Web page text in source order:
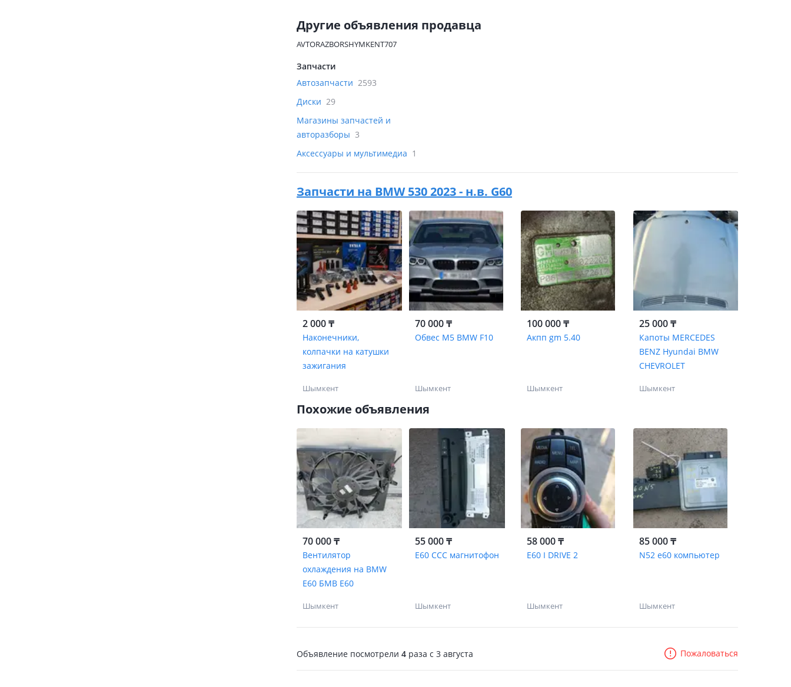
Другие объявления продавца
AVTORAZBORSHYMKENT707
Запчасти
Автозапчасти 2593
Диски 29
Магазины запчастей и
авторазборы 3
Аксессуары и мультимедиа 1
Запчасти на BMW 530 2023 - н.в. G60
2 000 ₸
Наконечники,
колпачки на катушки
зажигания
Шымкент
70 000 ₸
Обвес M5 BMW F10
Шымкент
100 000 ₸
Акпп gm 5.40
Шымкент
25 000 ₸
Капоты MERCEDES
BENZ Hyundai BMW
CHEVROLET
Шымкент
Похожие объявления
70 000 ₸
Вентилятор
охлаждения на BMW
E60 БМВ Е60
Шымкент
55 000 ₸
Е60 ССС магнитофон
Шымкент
58 000 ₸
Е60 I DRIVE 2
Шымкент
85 000 ₸
N52 e60 компьютер
Шымкент
Объявление посмотрели 4 раза c 3 августа Пожаловаться